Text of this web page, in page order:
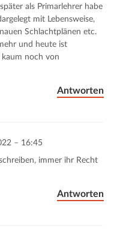
als Primarlehrer habe
mit Lebensweise,
Schlachtplänen etc.
und heute ist
kaum noch von
Antworten
– 16:45
immer ihr Recht
Antworten